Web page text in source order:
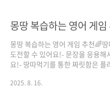
를 제공해드려요 👍 다운로드 링크:
https://drive.google.com/
BUwh?usp=sharing재미있게
몽땅 복습하는 영어 게
몽땅 복습하는 영어 게임 추천🌈
도전할 수 있어요!- 문장을 응용해
요!- 땅따먹기를 통한 짜릿함은
위바위보를 해서 진 사람은 A, 이
2025. 8. 16.